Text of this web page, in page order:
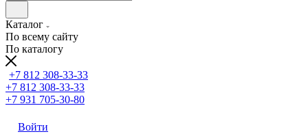
Каталог
По всему сайту
По каталогу
+7 812 308-33-33
+7 812 308-33-33
+7 931 705-30-80
Войти